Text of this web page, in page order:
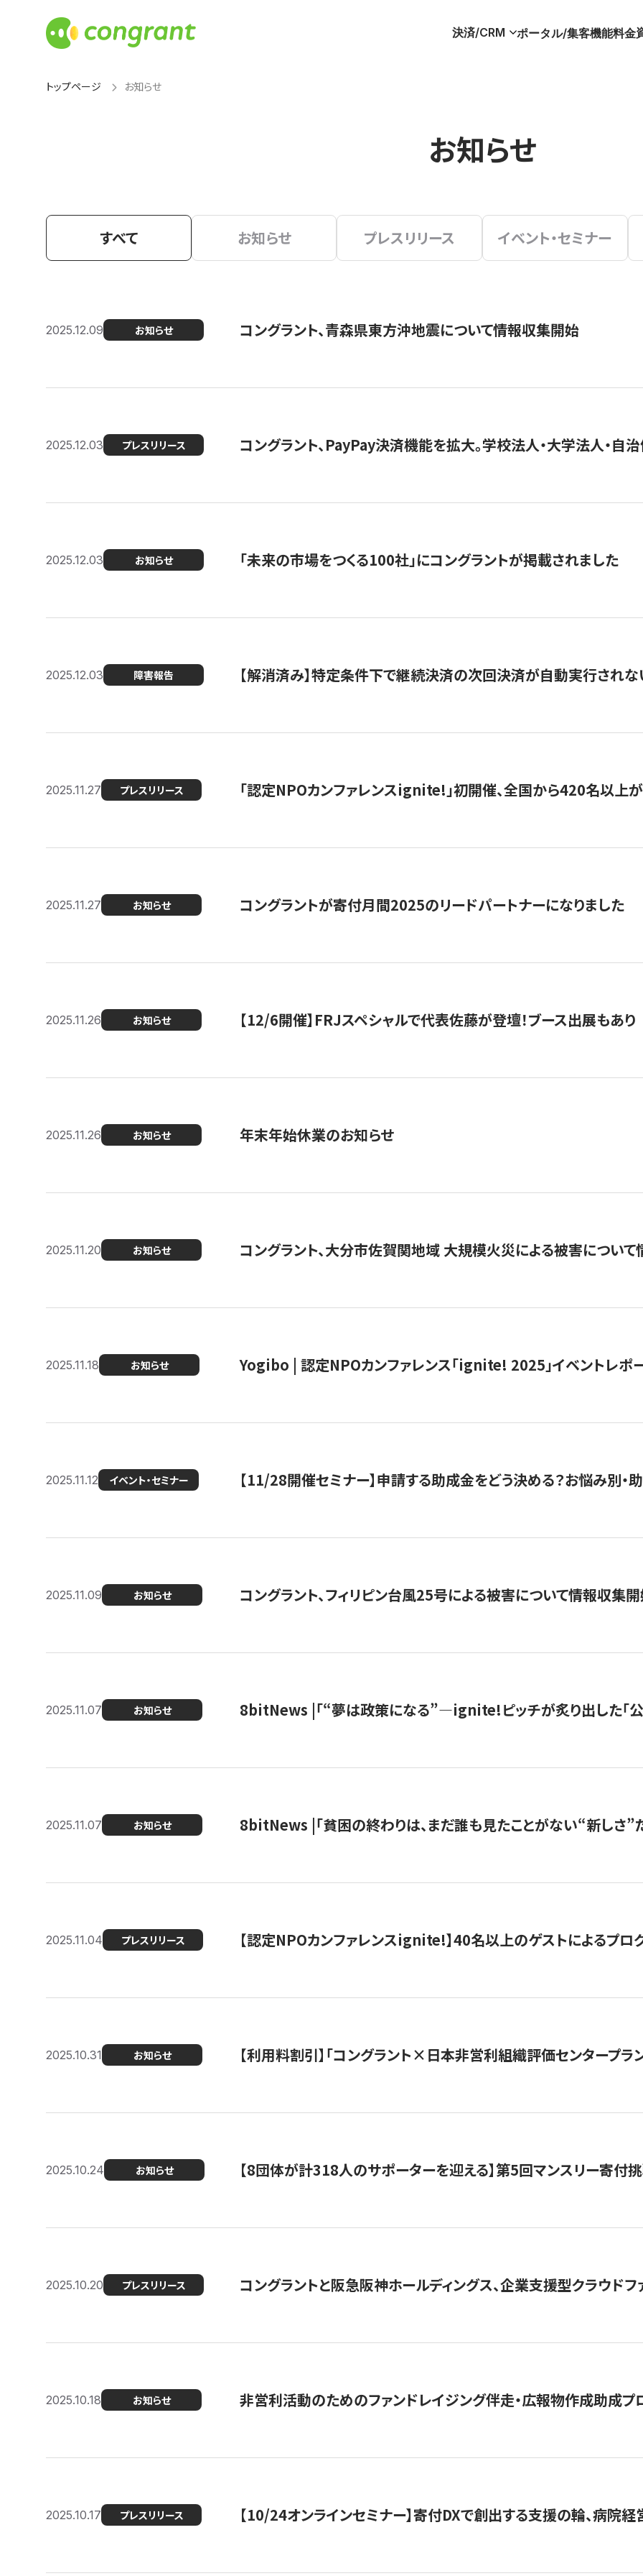
決済/CRM ポータル/集客機能料金
トップページ お知らせ
お知らせ
すべて お知らせ プレスリリース イベント・セミナー
2025.12.09 お知らせ コングラント、青森県東方沖地震について情報収集開始
2025.12.03 プレスリリース コングラント、PayPay決済機能を拡大。学校法人・大学法人・
2025.12.03 お知らせ 「未来の市場をつくる100社」にコングラントが掲載されました
2025.12.03 障害報告 【解消済み】特定条件下で継続決済の次回決済が自動実行され
2025.11.27 プレスリリース 「認定NPOカンファレンスignite!」初開催、全国から420名以上
2025.11.27 お知らせ コングラントが寄付月間2025のリードパートナーになりました
2025.11.26 お知らせ 【12/6開催】FRJスペシャルで代表佐藤が登壇！ブース出展もあり
2025.11.26 お知らせ 年末年始休業のお知らせ
2025.11.20 お知らせ コングラント、大分市佐賀関地域 大規模火災による被害につい
2025.11.18 お知らせ Yogibo | 認定NPOカンファレンス「ignite! 2025」イベントレポ
2025.11.12 イベント・セミナー 【11/28開催セミナー】申請する助成金をどう決める？お悩み別・
2025.11.09 お知らせ コングラント、フィリピン台風25号による被害について情報収集
2025.11.07 お知らせ 8bitNews |「“夢は政策になる”—ignite!ピッチが炙り出した「公
2025.11.07 お知らせ 8bitNews |「貧困の終わりは、まだ誰も見たことがない“新しさ”
2025.11.04 プレスリリース 【認定NPOカンファレンスignite!】40名以上のゲストによるプロ
2025.10.31 お知らせ 【利用料割引】「コングラント×日本非営利組織評価センタープラ
2025.10.24 お知らせ 【8団体が計318人のサポーターを迎える】​​第5回マンスリー寄付
2025.10.20 プレスリリース コングラントと阪急阪神ホールディングス、企業支援型クラウドフ
2025.10.18 お知らせ 非営利活動のためのファンドレイジング伴走・広報物作成助成プ
2025.10.17 プレスリリース 【10/24オンラインセミナー】寄付DXで創出する支援の輪、病院